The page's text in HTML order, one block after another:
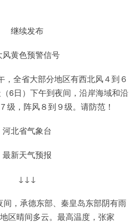
继续发布
风黄色预警信号
，全省大部分地区有西北风４到６
6日）下午到夜间，沿岸海域和沿
级，阵风８到９级。请防范！
河北省气象台
最新天气预报
↓↓↓
，承德东部、秦皇岛东部阴有雨
区晴间多云。最高温度，张家